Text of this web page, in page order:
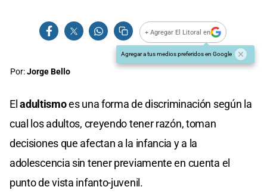
+ Agregar El Litoral en
Agregar a tus medios preferidos en Google
Por:Jorge Bello
Eladultismoes una forma de discriminación según la
cual los adultos, creyendo tener razón, toman
decisiones que afectan a la infancia y a la
adolescencia sin tener previamente en cuenta el
punto de vista infanto-juvenil.